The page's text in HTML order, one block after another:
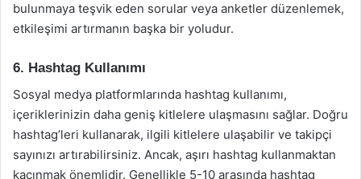
bulunmaya teşvik eden sorular veya anketler düzenlemek,
etkileşimi artırmanın başka bir yoludur.
6. Hashtag Kullanımı
Sosyal medya platformlarında hashtag kullanımı,
içeriklerinizin daha geniş kitlelere ulaşmasını sağlar. Doğru
hashtag’leri kullanarak, ilgili kitlelere ulaşabilir ve takipçi
sayınızı artırabilirsiniz. Ancak, aşırı hashtag kullanmaktan
kaçınmak önemlidir. Genellikle 5-10 arasında hashtag